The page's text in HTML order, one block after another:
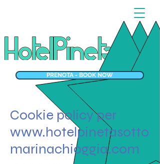
PRENOTA - BOOK NOW
Cookie policy per
www.hotelpinetasotto
marinachioggia.com